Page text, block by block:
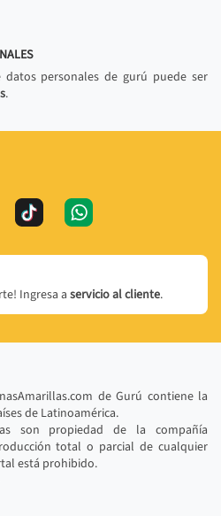
personales de gurú puede ser
.
Ingresa a servicio al cliente.
de Gurú contiene la
de Latinoamérica.
son propiedad de la compañía
total o parcial de cualquier
está prohibido.